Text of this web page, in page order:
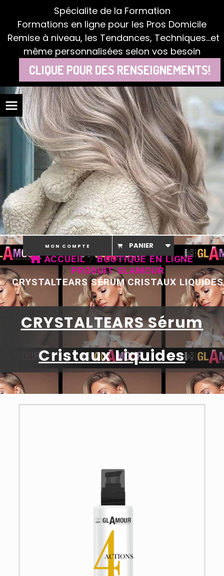
Spécialite de la Formation
Formations en ligne pour les Pros Domicile
Remise à niveau, les Tendances, Techniques...et
même personnalisées selon vos besoin
CLIQUE POUR DES RENSEIGNEMENTS!
MON COMPTE PANIER
ACCUEIL
BOUTIQUE EN LIGNE
PRODUIT GLAMOUR
CRYSTALTEARS SÉRUM CRISTAUX LIQUIDES
CRYSTALTEARS Sérum
Cristaux Liquides